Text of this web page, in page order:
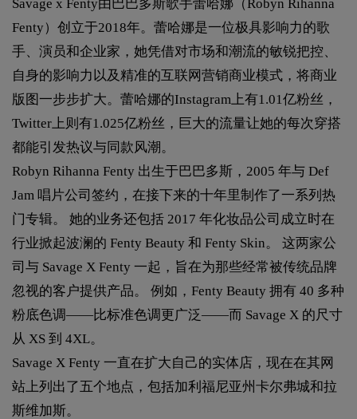
Savage x Fenty由巴巴多斯歌手蕾哈娜（Robyn Rihanna
Fenty）创立于2018年。蕾哈娜是一位极具影响力的歌
手、演员和企业家，她凭借对市场和潮流的敏锐把控、
自身的影响力以及精准的互联网营销商业模式，将商业
版图一步步扩大。蕾哈娜的Instagram上有1.01亿粉丝，
Twitter上则有1.025亿粉丝，巨大的流量让她的每次穿搭
都能引发热议与同款风潮。
Robyn Rihanna Fenty 出生于巴巴多斯，2005 年与 Def
Jam 唱片公司签约，在接下来的十年里制作了一系列热
门专辑。 她的业务还包括 2017 年化妆品公司成立时在
行业掀起波澜的 Fenty Beauty 和 Fenty Skin。 这两家公
司与 Savage X Fenty 一起，旨在为那些经常被传统品牌
忽视的客户提供产品。 例如，Fenty Beauty 拥有 40 多种
粉底色调——比标准色调更广泛——而 Savage X 的尺寸
从 XS 到 4XL。
Savage X Fenty 一直在扩大自己的实体店，现在在其网
站上列出了五个地点，包括加利福尼亚州卡尔弗城和拉
斯维加斯。